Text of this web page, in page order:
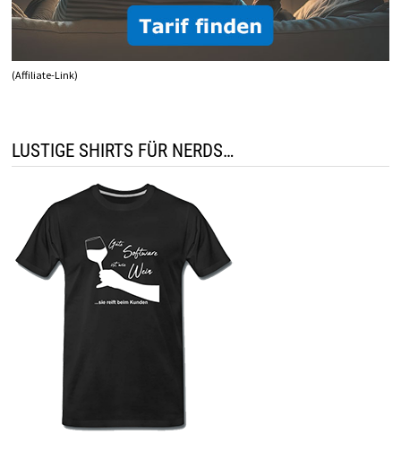
(Affiliate-Link)
LUSTIGE SHIRTS FÜR NERDS…